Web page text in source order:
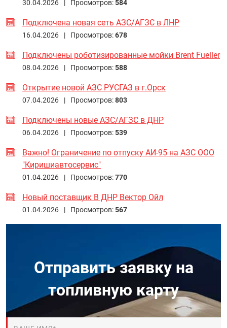
30.04.2026 | Просмотров:584
Подключена новая сеть АЗС/АГЗС в ЛНР
16.04.2026 | Просмотров:678
Подключены роботизированные мойки Brent Fueller
08.04.2026 | Просмотров:588
Открытие новой АЗС РУСГАЗ в г.Орск
07.04.2026 | Просмотров:803
Подключены новые АЗС/АГЗС в ДНР
06.04.2026 | Просмотров:539
Важно! Ограничение по отпуску АИ-95 на АЗС ООО
"Киришиавтосервис"
01.04.2026 | Просмотров:770
Новый поставщик В ДНР Вектор Ойл
01.04.2026 | Просмотров:567
Отправить заявку на
топливную карту